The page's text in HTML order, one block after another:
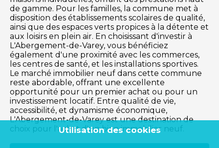
de gamme. Pour les familles, la commune met à
disposition des établissements scolaires de qualité,
ainsi que des espaces verts propices à la détente et
aux loisirs en plein air. En choisissant d'investir à
L'Abergement-de-Varey, vous bénéficiez
également d'une proximité avec les commerces,
les centres de santé, et les installations sportives.
Le marché immobilier neuf dans cette commune
reste abordable, offrant une excellente
opportunité pour un premier achat ou pour un
investissement locatif. Entre qualité de vie,
accessibilité, et dynamisme économique,
L'Abergement-de-Varey est une destination de
choix pour l'achat d'un bien immobilier neuf.
Utilisation des cookies